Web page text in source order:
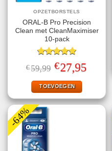
OPZETBORSTELS
ORAL-B Pro Precision
Clean met CleanMaximiser
10-pack
Gewaardeerd
5.00uit 5
€59,99 Oorspronkelijke
prijs
was:
€59,99.
€27,95prijs
TOEVOEGEN
-64%